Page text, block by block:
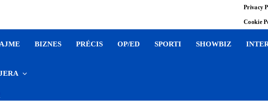
Privacy
Cookie
BIZNES PRÉCIS OP/ED SPORTI SHOWBIZ